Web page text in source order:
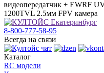
видеопередатчик + EWRF
1200TVL 2.5мм FPV камера
8-800-777-58-95
Всегда на связи
Каталог
RC модели